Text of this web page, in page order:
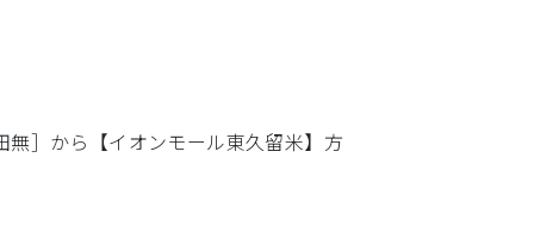
］から【イオンモール東久留米】方